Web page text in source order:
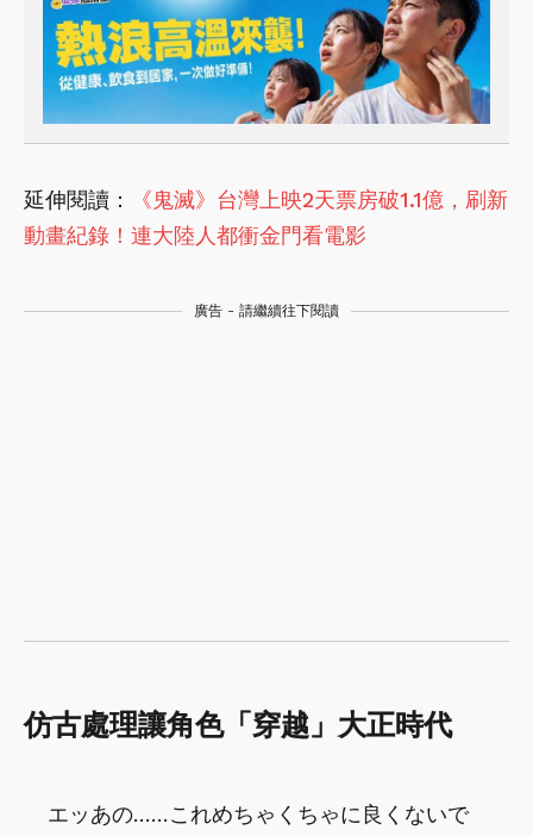
延伸閱讀：
《鬼滅》台灣上映2天票房破1.1億，刷新
動畫紀錄！連大陸人都衝金門看電影
廣告 - 請繼續往下閱讀
仿古處理讓角色「穿越」大正時代
エッあの……これめちゃくちゃに良くないで